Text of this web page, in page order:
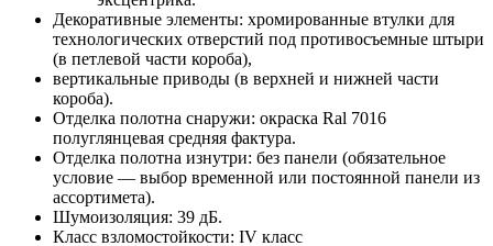
Декоративные элементы: хромированные втулки для
технологических отверстий под противосъемные штыри
(в петлевой части короба),
вертикальные приводы (в верхней и нижней части
короба).
Отделка полотна снаружи: окраска Ral 7016
полуглянцевая средняя фактура.
Отделка полотна изнутри: без панели (обязательное
условие — выбор временной или постоянной панели из
ассортимета).
Шумоизоляция: 39 дБ.
Класс взломостойкости: IV класс